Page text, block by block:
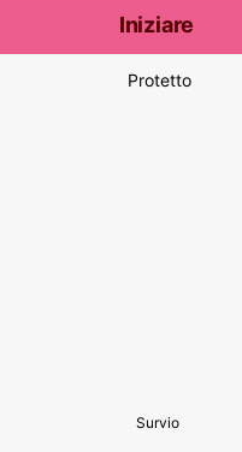
Iniziare
Protetto
Survio